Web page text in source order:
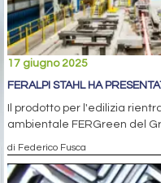
17 giugno 2025
FERALPI STAHL HA
Il prodotto per l'edilizia
ambientale FERGreen del
di Federico Fusca